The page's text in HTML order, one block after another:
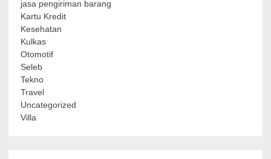
jasa pengiriman barang
Kartu Kredit
Kesehatan
Kulkas
Otomotif
Seleb
Tekno
Travel
Uncategorized
Villa